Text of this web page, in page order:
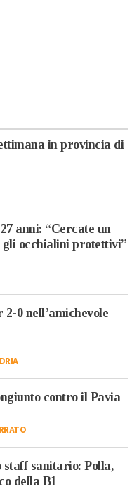
in provincia di
anni: “Cercate un
gli occhialini protettivi”
0 nell’amichevole
contro il Pavia
sanitario: Polla,
della B1